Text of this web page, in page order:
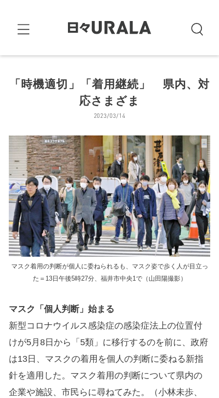
「時機適切」「着用継続」 県内、対
応さまざま
2023/03/14
マスク着用の判断が個人に委ねられるも、マスク姿で歩く人が目立っ
た＝13日午後5時27分、福井市中央1で（山田陽撮影）
マスク「個人判断」始まる
新型コロナウイルス感染症の感染症法上の位置付
けが5月8日から「5類」に移行するのを前に、政府
は13日、マスクの着用を個人の判断に委ねる新指
針を適用した。マスク着用の判断について県内の
企業や施設、市民らに尋ねてみた。（小林未歩、